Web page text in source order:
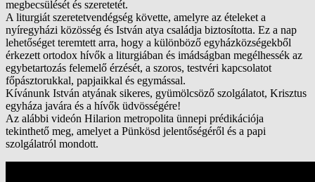
megbecsülését és szeretetét.
A liturgiát szeretetvendégség követte, amelyre az ételeket a
nyíregyházi közösség és István atya családja biztosította. Ez a nap
lehetőséget teremtett arra, hogy a különböző egyházközségekből
érkezett ortodox hívők a liturgiában és imádságban megélhessék az
egybetartozás felemelő érzését, a szoros, testvéri kapcsolatot
főpásztorukkal, papjaikkal és egymással.
Kívánunk István atyának sikeres, gyümölcsöző szolgálatot, Krisztus
egyháza javára és a hívők üdvösségére!
Az alábbi videón Hilarion metropolita ünnepi prédikációja
tekinthető meg, amelyet a Pünkösd jelentőségéről és a papi
szolgálatról mondott.